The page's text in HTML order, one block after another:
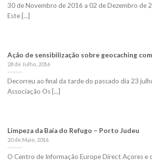
30 de Novembro de 2016 a 02 de Dezembro de
Este [...]
Ação de sensibilização sobre geocaching
28 de Julho, 2016
Decorreu ao final da tarde do passado dia 23
Associação Os [...]
Limpeza da Baía do Refugo – Porto Judeu
20 de Maio, 2016
O Centro de Informação Europe Direct Açores e